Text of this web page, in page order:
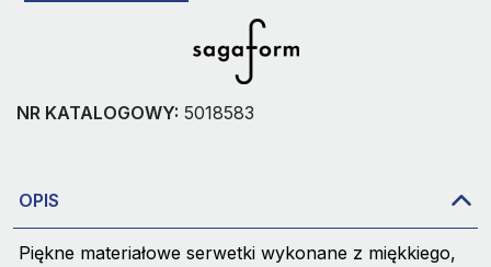
NR KATALOGOWY: 5018583
OPIS
Piękne materiałowe serwetki wykonane z miękkiego,